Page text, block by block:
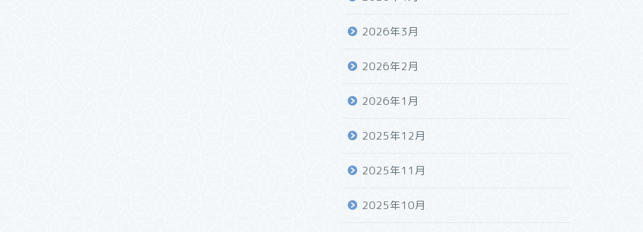
2026年3月
2026年2月
2026年1月
2025年12月
2025年11月
2025年10月